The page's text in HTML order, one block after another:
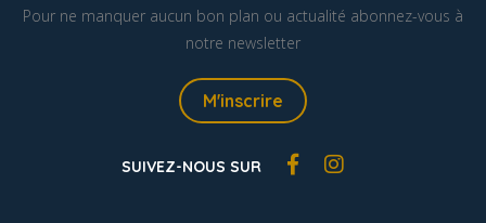
Pour ne manquer aucun bon plan ou actualité abonnez-vous à
notre newsletter
M'inscrire
SUIVEZ-NOUS SUR